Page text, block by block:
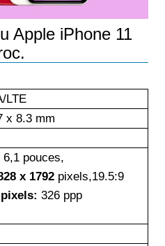
Apple iPhone 11
LTE
x 8.3 mm
6,1 pouces,
x 1792 pixels,19.5:9
326 ppp